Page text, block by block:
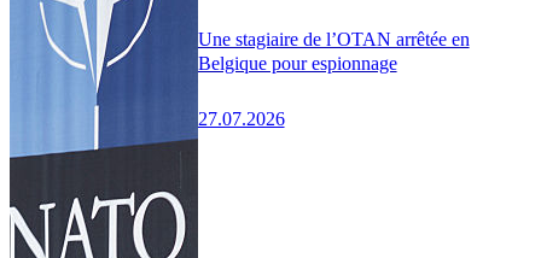
Une stagiaire de l’OTAN arrêtée en
Belgique pour espionnage
27.07.2026